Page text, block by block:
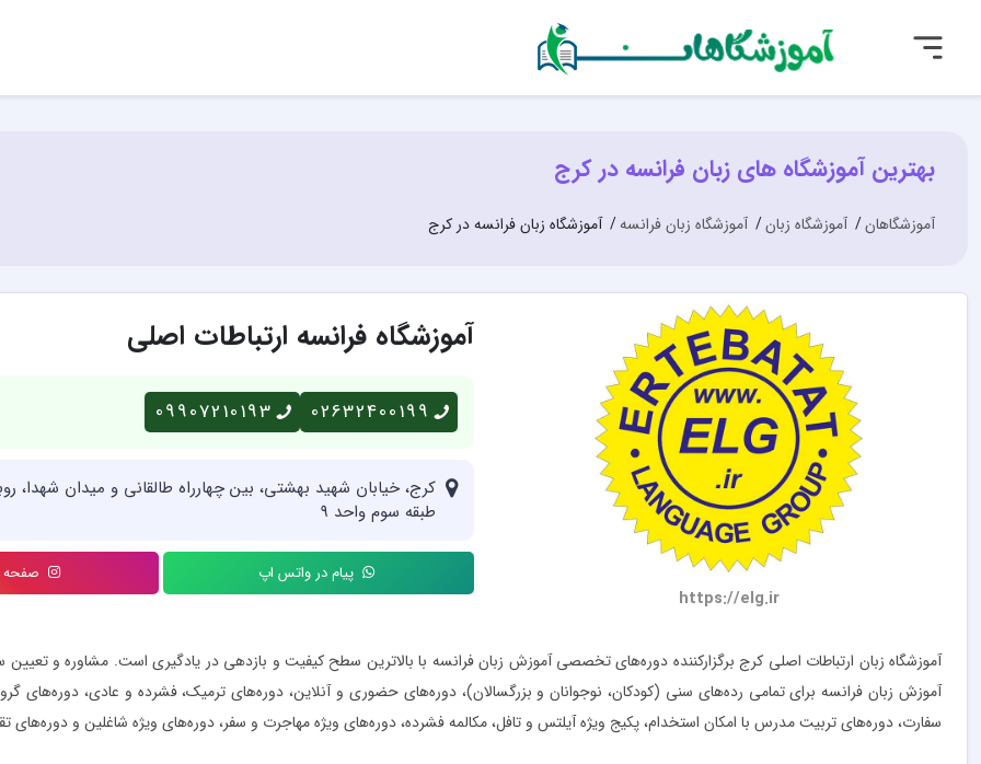
بهترین آموزشگاه های زبان فرانسه در کرج
آموزشگاهان آموزشگاه زبان آموزشگاه زبان فرانسه آموزشگاه زبان فرانسه در کرج
https://elg.ir
آموزشگاه فرانسه ارتباطات اصلی
02632400199
09907210193
طبقه سوم واحد ۹
پیام در واتس اپ صفحه
آموزشگاه زبان ارتباطات اصلی کرج برگزارکننده دوره‌های تخصصی آموزش زبان فرانسه با بالاترین سطح کیفیت و بازدهی در یادگیری است. مشاوره و
آموزش زبان فرانسه برای تمامی رده‌های سنی (کودکان، نوجوانان و بزرگسالان)، دوره‌های حضوری و آنلاین، دوره‌های ترمیک، فشرده و عادی،
سفارت، دوره‌های تربیت مدرس با امکان استخدام، پکیج ویژه آیلتس و تافل، مکالمه فشرده، دوره‌های ویژه مهاجرت و سفر، دوره‌های ویژه شاغلین و